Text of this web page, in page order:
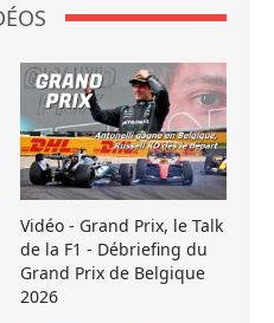
Vidéo - Grand Prix, le Talk
de la F1 - Débriefing du
Grand Prix de Belgique
2026